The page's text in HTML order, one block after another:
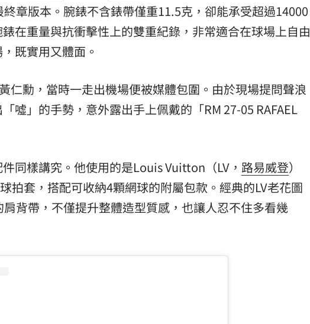
章版本。腕錶不含錶帶僅重11.5克，卻能承受超過14000
在重量與抗衝擊性上的雙重紀錄，非常適合在球場上自由
既實用又體面。
仁勳，當時一走出機場便被媒體包圍。由於現場提問聲浪
噓」的手勢，意外露出手上佩戴的「RM 27-05 RAFAEL
同樣講究。他使用的是Louis Vuitton（LV， 路易威登）
拍套，搭配可收納4顆網球的附屬包款。經典的LV老花圖
背帶，不僅提升整體造型質感，也讓人忍不住多看幾